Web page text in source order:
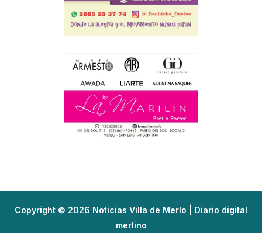
Copyright © 2026 Noticias Villa de Merlo | Diario digital
merlino